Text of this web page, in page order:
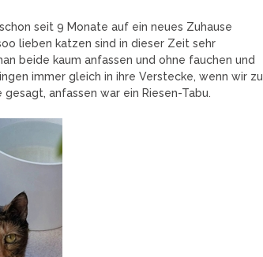
seit 9 Monate auf ein neues Zuhause
lieben katzen sind in dieser Zeit sehr
beide kaum anfassen und ohne fauchen und
immer gleich in ihre Verstecke, wenn wir zu
anfassen war ein Riesen-Tabu.